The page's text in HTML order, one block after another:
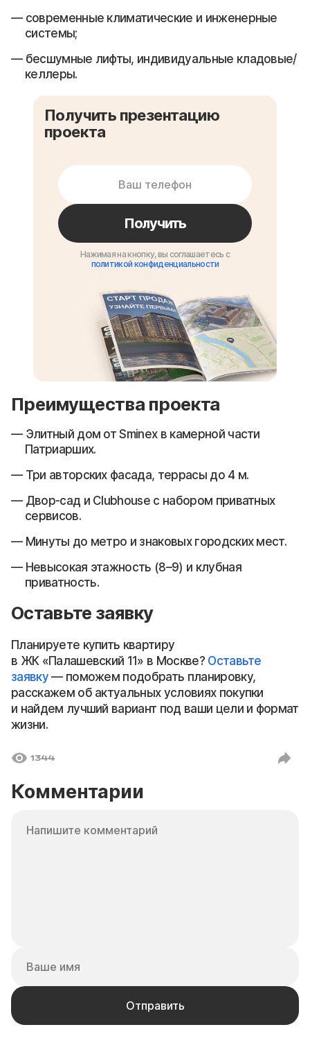
современные климатические и инженерные
системы;
бесшумные лифты, индивидуальные кладовые/
келлеры.
Получить презентацию
проекта
Получить
Нажимая на кнопку, вы соглашаетесь с
политикой конфиденциальности
Преимущества проекта
Элитный дом от Sminex в камерной части
Патриарших.
Три авторских фасада, террасы до 4 м.
Двор-сад и Clubhouse с набором приватных
сервисов.
Минуты до метро и знаковых городских мест.
Невысокая этажность (8–9) и клубная
приватность.
Оставьте заявку
Планируете купить квартиру
в ЖК «Палашевский 11» в Москве? Оставьте
заявку— поможем подобрать планировку,
расскажем об актуальных условиях покупки
и найдем лучший вариант под ваши цели и формат
жизни.
1344
Комментарии